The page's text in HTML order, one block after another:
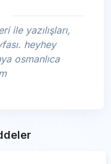
ile yazılışları,
heyhey
osmanlıca